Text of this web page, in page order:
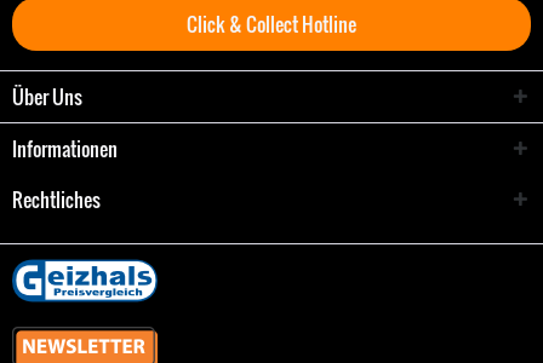
Click & Collect Hotline
Über Uns
Informationen
Rechtliches